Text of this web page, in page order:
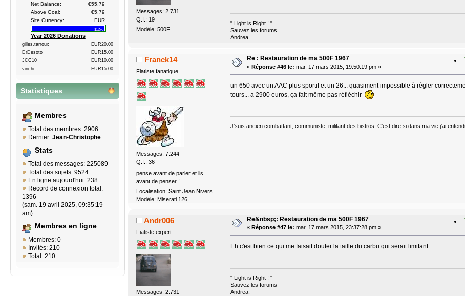
Net Balance:
€55.79
Above Goal:
€5.79
Site Currency:
EUR
112%
Year 2026 Donations
gilles.tarroux
EUR20.00
DrDesoto
EUR15.00
JCC10
EUR10.00
vinchi
EUR15.00
Statistiques
Membres
Total des membres: 2906
Dernier: Jean-Christophe
Stats
Total des messages: 225089
Total des sujets: 9524
En ligne aujourd'hui: 238
Record de connexion total:
1396
(sam. 19 avril 2025, 09:35:19
am)
Membres en ligne
Membres: 0
Invités: 210
Total: 210
Messages: 2.731
Q.I.: 19
Modèle: 500F
" Light is Right ! "
Sauvez les forums
Andrea.
Franck14
Fiatiste fanatique
Messages: 7.244
Q.I.: 36
pense avant de parler et lis
avant de penser !
Localisation: Saint Jean Nivers
Modèle: Miserati 126
Re : Restauration de ma 500F 1967
« Réponse #46 le: mar. 17 mars 2015, 19:50:19 pm »
un 650 avec un AAC plus sportif et un 26... quasiment impossible à régler
tours... a 2900 euros, ça fait même pas réfléchir
J'suis ancien combattant, communiste, militant des bistros. C'est dire si dans ma vie j'ai
Andr006
Fiatiste expert
Messages: 2.731
Re&nbsp;: Restauration de ma 500F 1967
« Réponse #47 le: mar. 17 mars 2015, 23:37:28 pm »
Eh c'est bien ce qui me faisait douter la taille du carbu qui serait limitant
" Light is Right ! "
Sauvez les forums
Andrea.